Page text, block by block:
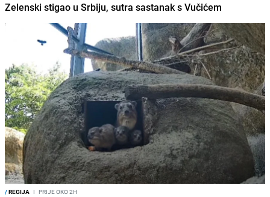
Zelenski stigao u Srbiju, sutra sastanak s Vučićem
/REGIJA I PRIJE OKO 2H